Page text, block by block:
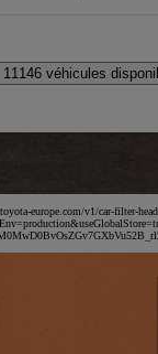
11146 véhicules
europe.com/v1/car-filter-